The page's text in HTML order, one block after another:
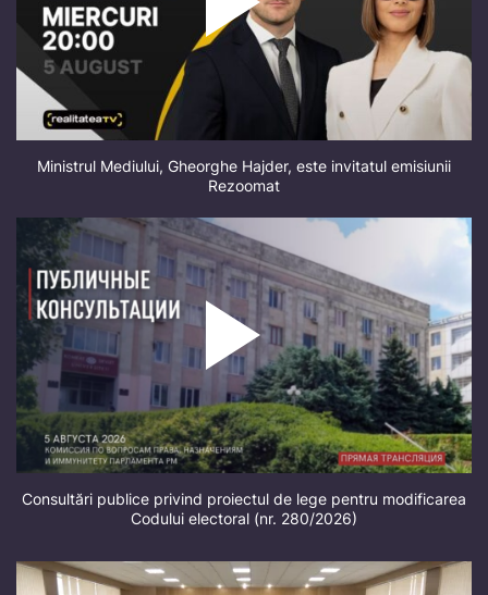
Ministrul Mediului, Gheorghe Hajder, este invitatul emisiunii
Rezoomat
Consultări publice privind proiectul de lege pentru modificarea
Codului electoral (nr. 280/2026)